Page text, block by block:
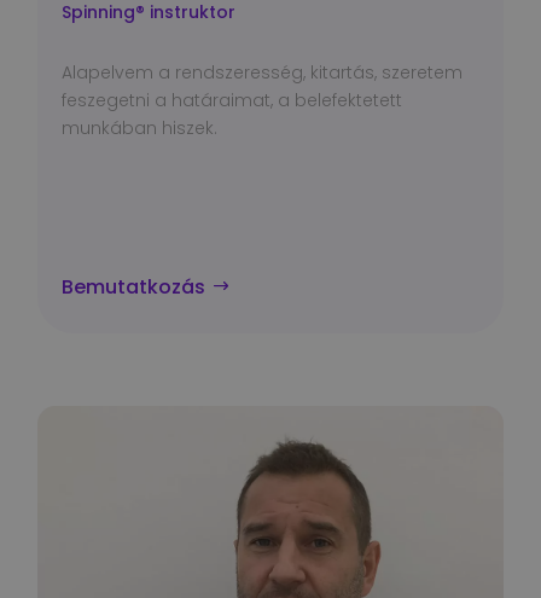
Spinning® instruktor
Alapelvem a rendszeresség, kitartás, szeretem
feszegetni a határaimat, a belefektetett
munkában hiszek.
Bemutatkozás